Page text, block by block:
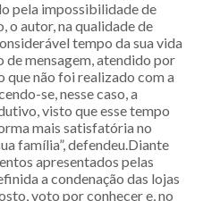
pela impossibilidade de
o autor, na qualidade de
tempo da sua vida
mensagem, atendido por
não foi realizado com a
se, nesse caso, a
visto que esse tempo
mais satisfatória no
família”, defendeu.Diante
apresentados pelas
a condenação das lojas
voto por conhecer e, no